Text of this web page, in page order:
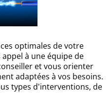
optimales de votre
à une équipe de
et vous orienter
adaptées à vos besoins.
types d'interventions, de